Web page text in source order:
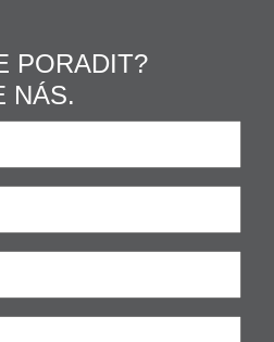
PORADIT?
NÁS.